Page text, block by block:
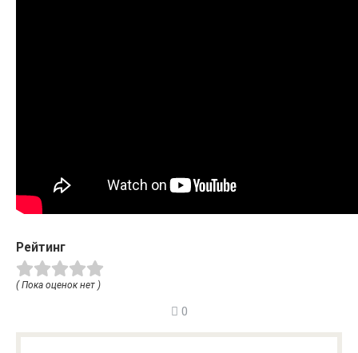
Рейтинг
( Пока оценок нет )
0